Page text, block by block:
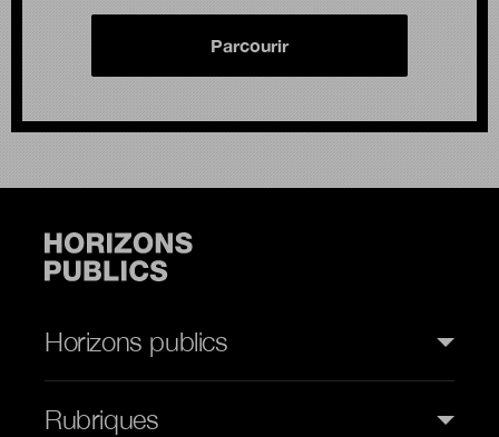
Parcourir
Horizons publics
Rubriques